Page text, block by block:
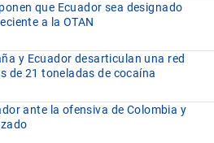
que Ecuador sea designado
a la OTAN
y Ecuador desarticulan una red
de 21 toneladas de cocaína
ante la ofensiva de Colombia y